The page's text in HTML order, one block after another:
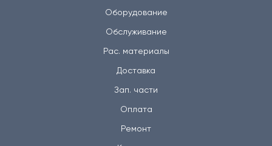
Оборудование
Обслуживание
Рас. материалы
Доставка
Зап. части
Оплата
Ремонт